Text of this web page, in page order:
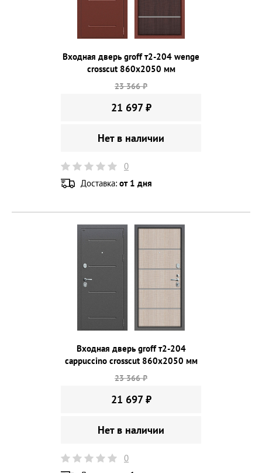
Входная дверь groff т2-204 wenge
crosscut 860х2050 мм
23 366 ₽
21 697 ₽
Нет в наличии
0
Доставка: от 1 дня
Входная дверь groff т2-204
cappuccino crosscut 860х2050 мм
23 366 ₽
21 697 ₽
Нет в наличии
0